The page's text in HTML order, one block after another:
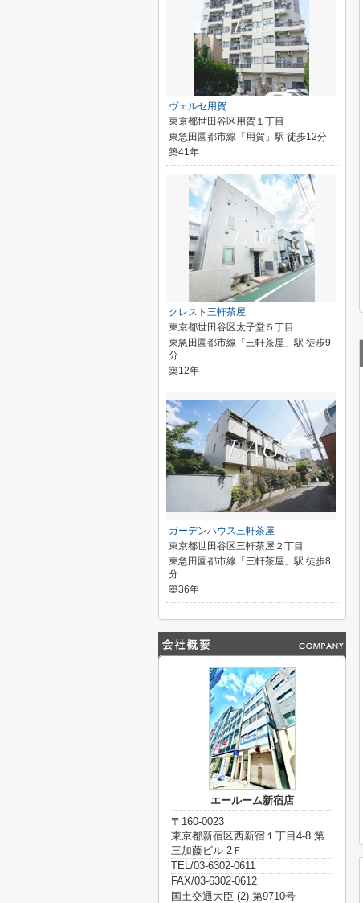
ヴェルセ用賀
東京都世田谷区用賀１丁目
東急田園都市線「用賀」駅 徒歩12分
築41年
クレスト三軒茶屋
東京都世田谷区太子堂５丁目
東急田園都市線「三軒茶屋」駅 徒歩9
分
築12年
ガーデンハウス三軒茶屋
東京都世田谷区三軒茶屋２丁目
東急田園都市線「三軒茶屋」駅 徒歩8
分
築36年
エールーム新宿店
〒160-0023
東京都新宿区西新宿１丁目4-8 第
三加藤ビル 2Ｆ
TEL/03-6302-0611
FAX/03-6302-0612
国土交通大臣 (2) 第9710号